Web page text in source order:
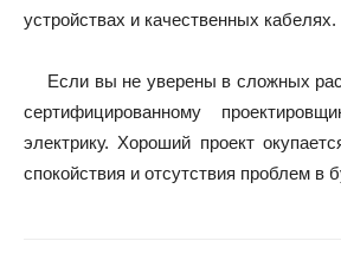
устройствах и качественных кабелях.
Если вы не уверены в сложных
сертифицированному
электрику. Хороший проект
спокойствия и отсутствия проблем в